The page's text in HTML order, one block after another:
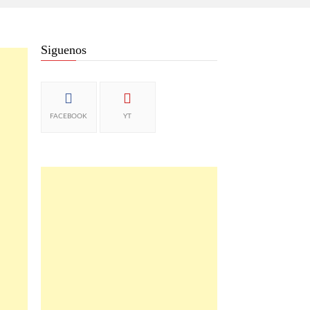
Siguenos
FACEBOOK YT